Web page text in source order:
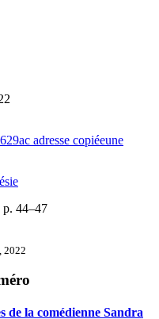
adresse copiéeune
p. 44–47
2022
de la comédienne Sandra